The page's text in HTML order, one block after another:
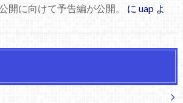
開に向けて予告編が公開。
に uapよ